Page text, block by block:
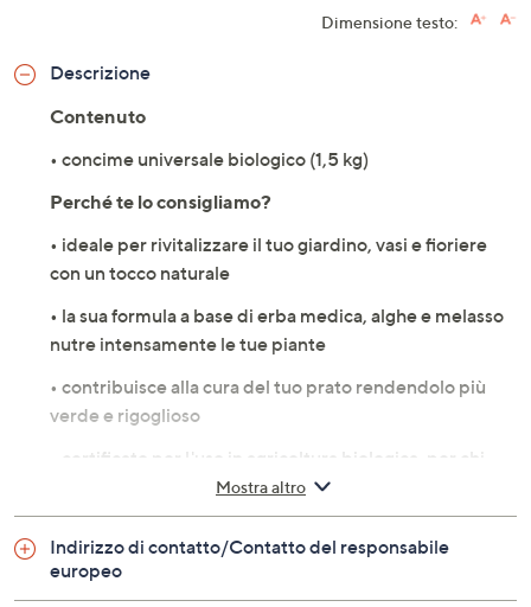
Dimensione testo:
Descrizione
Contenuto
• concime universale biologico (1,5 kg)
Perché te lo consigliamo?
• ideale per rivitalizzare il tuo giardino, vasi e fioriere
con un tocco naturale
• la sua formula a base di erba medica, alghe e melasso
nutre intensamente le tue piante
• contribuisce alla cura del tuo prato rendendolo più
verde e rigoglioso
• certificato per l'uso in agricoltura biologica, per chi
ama il verde in modo sostenibile
• composto da estratto solido di erba medica, alghe e
melasso, arricchito con carbonio biologico
Mostra altro
Indirizzo di contatto/Contatto del responsabile
europeo